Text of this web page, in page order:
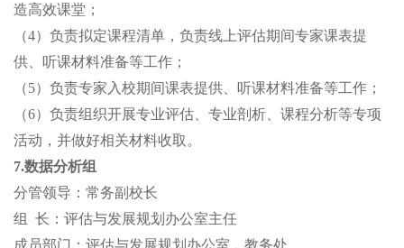
造高效课堂；
（4）负责拟定课程清单，负责线上评估期间专家课表提
供、听课材料准备等工作；
（5）负责专家入校期间课表提供、听课材料准备等工作；
（6）负责组织开展专业评估、专业剖析、课程分析等专项
活动，并做好相关材料收取。
7.数据分析组
分管领导：常务副校长
组 长：评估与发展规划办公室主任
成员部门：评估与发展规划办公室、教务处